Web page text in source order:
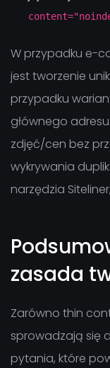
W przypadku e-
jest tworzenie
przypadku
głównego
zdjęć/cen bez
wykrywania
narzędzia
zasada
Zarówno thin
sprowadzają się
pytania, które